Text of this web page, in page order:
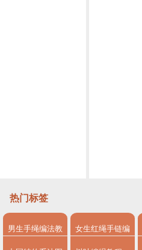
热门标签
男生手绳编法教 女生红绳手链编